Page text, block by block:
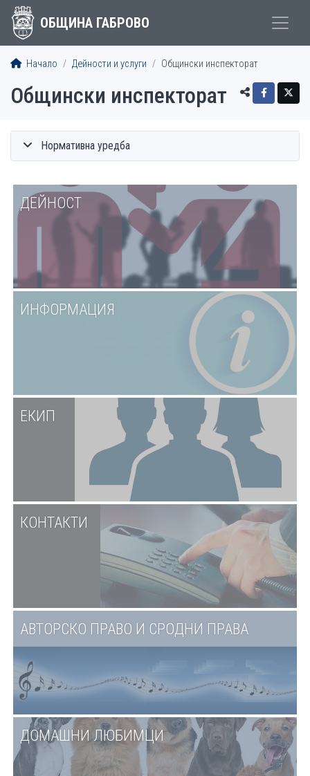
ОБЩИНА ГАБРОВО
Начало Дейности и услуги Общински инспекторат
Общински инспекторат
Нормативна уредба
ДЕЙНОСТ
ИНФОРМАЦИЯ
ЕКИП
КОНТАКТИ
АВТОРСКО ПРАВО И СРОДНИ ПРАВА
ДОМАШНИ ЛЮБИМЦИ